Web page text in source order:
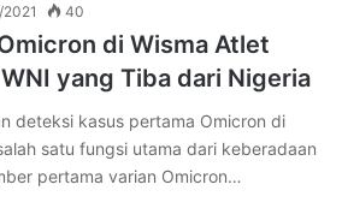
40
di Wisma Atlet
yang Tiba dari Nigeria
deteksi kasus pertama Omicron di
satu fungsi utama dari keberadaan
pertama varian Omicron…